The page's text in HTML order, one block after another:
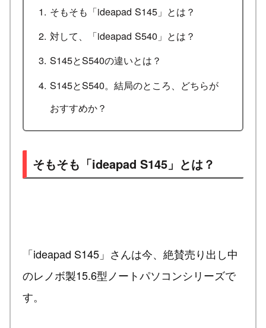
そもそも「ideapad S145」とは？
対して、「ideapad S540」とは？
S145とS540の違いとは？
S145とS540。結局のところ、どちらが
おすすめか？
そもそも「ideapad S145」とは？
「ideapad S145」さんは今、絶賛売り出し中
のレノボ製15.6型ノートパソコンシリーズで
す。